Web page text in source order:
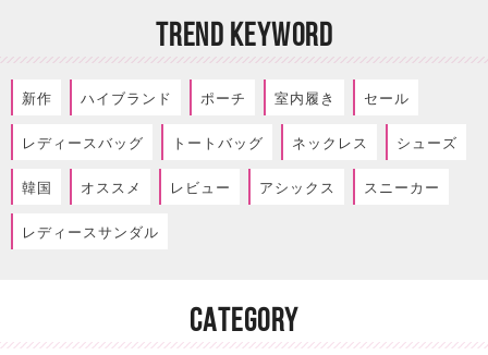
TREND KEYWORD
新作 ハイブランド ポーチ 室内履き セール
レディースバッグ トートバッグ ネックレス シューズ
韓国 オススメ レビュー アシックス スニーカー
レディースサンダル
CATEGORY